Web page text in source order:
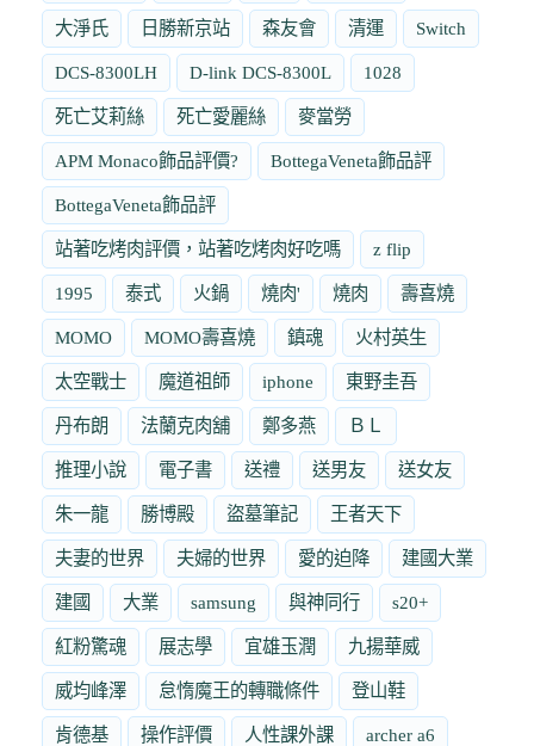
大淨氏 日勝新京站 森友會 清運 Switch
DCS-8300LH D-link DCS-8300L 1028
死亡艾莉絲 死亡愛麗絲 麥當勞
APM Monaco飾品評價? BottegaVeneta飾品評
BottegaVeneta飾品評
站著吃烤肉評價，站著吃烤肉好吃嗎 z flip
1995 泰式 火鍋 燒肉' 燒肉 壽喜燒
MOMO MOMO壽喜燒 鎮魂 火村英生
太空戰士 魔道祖師 iphone 東野圭吾
丹布朗 法蘭克肉舖 鄭多燕 ＢＬ
推理小說 電子書 送禮 送男友 送女友
朱一龍 勝博殿 盜墓筆記 王者天下
夫妻的世界 夫婦的世界 愛的迫降 建國大業
建國 大業 samsung 與神同行 s20+
紅粉驚魂 展志學 宜雄玉潤 九揚華威
威均峰澤 怠惰魔王的轉職條件 登山鞋
肯德基 操作評價 人性課外課 archer a6